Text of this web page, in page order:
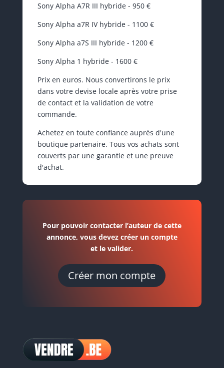
Sony Alpha A7R III hybride - 950 €
Sony Alpha a7R IV hybride - 1100 €
Sony Alpha a7S III hybride - 1200 €
Sony Alpha 1 hybride - 1600 €
Prix en euros. Nous convertirons le prix
dans votre devise locale après votre prise
de contact et la validation de votre
commande.
Achetez en toute confiance auprès d'une
boutique partenaire. Tous vos achats sont
couverts par une garantie et une preuve
d'achat.
Pour pouvoir contacter l’auteur de cette
annonce, vous devez créer un compte
et le valider.
Créer mon compte